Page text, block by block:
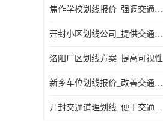
焦作学校划线报价_强调交通规则
开封小区划线公司_提供交通信息
洛阳厂区划线方案_提高可视性
新乡车位划线报价_改善交通效率
开封交通道理划线_便于交通管理